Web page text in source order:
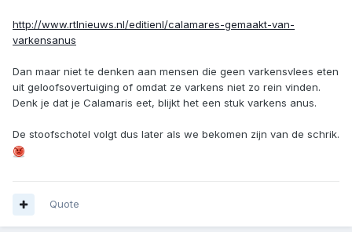
http://www.rtlnieuws.nl/editienl/calamares-gemaakt-van-
varkensanus
Dan maar niet te denken aan mensen die geen varkensvlees eten
uit geloofsovertuiging of omdat ze varkens niet zo rein vinden.
Denk je dat je Calamaris eet, blijkt het een stuk varkens anus.
De stoofschotel volgt dus later als we bekomen zijn van de schrik.
Quote